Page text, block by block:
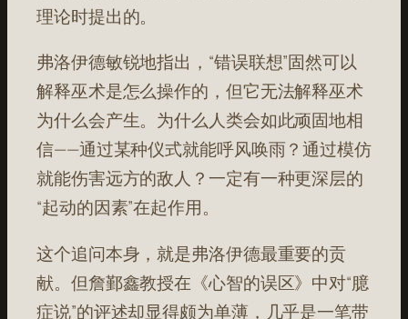
理论时提出的。
弗洛伊德敏锐地指出，“错误联想”固然可以
解释巫术是怎么操作的，但它无法解释巫术
为什么会产生。为什么人类会如此顽固地相
信——通过某种仪式就能呼风唤雨？通过模仿
就能伤害远方的敌人？一定有一种更深层的
“起动的因素”在起作用。
这个追问本身，就是弗洛伊德最重要的贡
献。但詹鄞鑫教授在《心智的误区》中对“臆
症说”的评述却显得颇为单薄，几乎是一笔带